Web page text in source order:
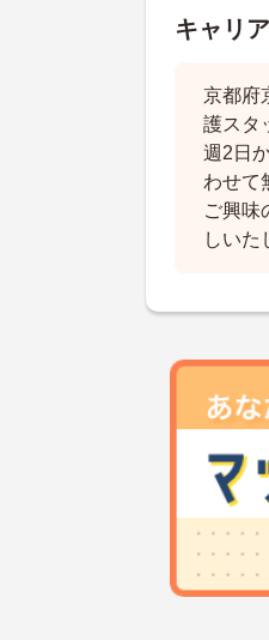
キャリ
京都府
護スタ
週2日
わせて
ご興味
しいた